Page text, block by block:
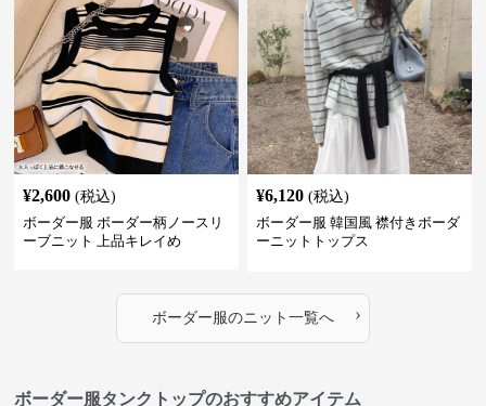
¥2,600 (税込)
ボーダー服 ボーダー柄ノースリ
ーブニット 上品キレイめ
¥6,120 (税込)
ボーダー服 韓国風 襟付きボーダ
ーニットトップス
ボーダー服のニット 一覧へ ›
ボーダー服タンクトップのおすすめアイテム